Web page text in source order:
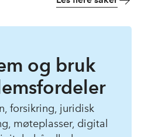
og bruk
forsikring, juridisk
møteplasser, digital